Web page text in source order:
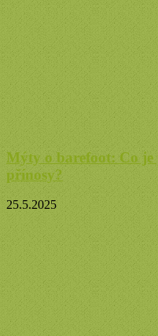
Mýty o barefoot: Co je
přínosy?
25.5.2025